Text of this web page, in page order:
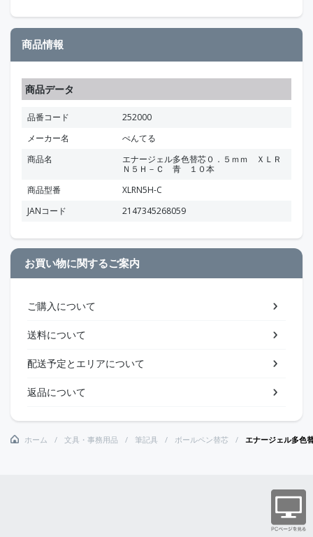
商品情報
商品データ
品番コード
252000
メーカー名
ぺんてる
商品名
エナージェル多色替芯０．５ｍｍ ＸＬＲ
Ｎ５Ｈ－Ｃ 青 １０本
商品型番
XLRN5H-C
JANコード
2147345268059
お買い物に関するご案内
ご購入について
送料について
配送予定とエリアについて
返品について
ホーム 文具・事務用品 筆記具 ボールペン替芯 エナージェル多